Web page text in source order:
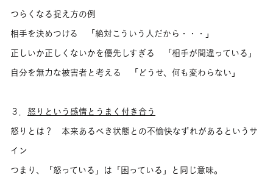
つらくなる捉え方の例
相手を決めつける 「絶対こういう人だから・・・」
正しいか正しくないかを優先しすぎる 「相手が間違っている」
自分を無力な被害者と考える 「どうせ、何も変わらない」
３． 怒りという感情とうまく付き合う
怒りとは？ 本来あるべき状態との不愉快なずれがあるというサ
イン
つまり、「怒っている」は「困っている」と同じ意味。